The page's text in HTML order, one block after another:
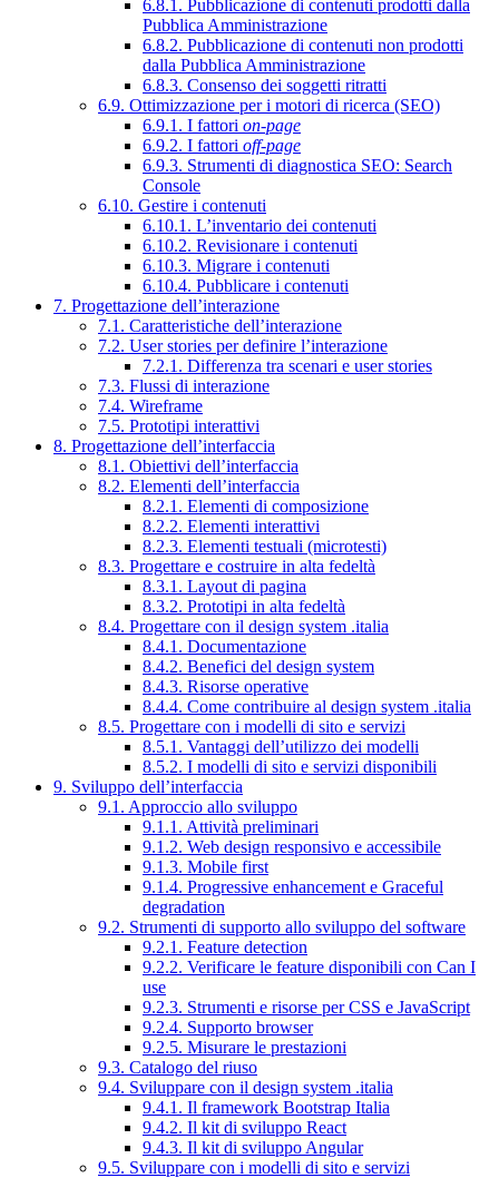
6.8.1. Pubblicazione di contenuti prodotti dalla
Pubblica Amministrazione
6.8.2. Pubblicazione di contenuti non prodotti
dalla Pubblica Amministrazione
6.8.3. Consenso dei soggetti ritratti
6.9. Ottimizzazione per i motori di ricerca (SEO)
6.9.1. I fattori on-page
6.9.2. I fattori off-page
6.9.3. Strumenti di diagnostica SEO: Search
Console
6.10. Gestire i contenuti
6.10.1. L’inventario dei contenuti
6.10.2. Revisionare i contenuti
6.10.3. Migrare i contenuti
6.10.4. Pubblicare i contenuti
7. Progettazione dell’interazione
7.1. Caratteristiche dell’interazione
7.2. User stories per definire l’interazione
7.2.1. Differenza tra scenari e user stories
7.3. Flussi di interazione
7.4. Wireframe
7.5. Prototipi interattivi
8. Progettazione dell’interfaccia
8.1. Obiettivi dell’interfaccia
8.2. Elementi dell’interfaccia
8.2.1. Elementi di composizione
8.2.2. Elementi interattivi
8.2.3. Elementi testuali (microtesti)
8.3. Progettare e costruire in alta fedeltà
8.3.1. Layout di pagina
8.3.2. Prototipi in alta fedeltà
8.4. Progettare con il design system .italia
8.4.1. Documentazione
8.4.2. Benefici del design system
8.4.3. Risorse operative
8.4.4. Come contribuire al design system .italia
8.5. Progettare con i modelli di sito e servizi
8.5.1. Vantaggi dell’utilizzo dei modelli
8.5.2. I modelli di sito e servizi disponibili
9. Sviluppo dell’interfaccia
9.1. Approccio allo sviluppo
9.1.1. Attività preliminari
9.1.2. Web design responsivo e accessibile
9.1.3. Mobile first
9.1.4. Progressive enhancement e Graceful
degradation
9.2. Strumenti di supporto allo sviluppo del software
9.2.1. Feature detection
9.2.2. Verificare le feature disponibili con Can I
use
9.2.3. Strumenti e risorse per CSS e JavaScript
9.2.4. Supporto browser
9.2.5. Misurare le prestazioni
9.3. Catalogo del riuso
9.4. Sviluppare con il design system .italia
9.4.1. Il framework Bootstrap Italia
9.4.2. Il kit di sviluppo React
9.4.3. Il kit di sviluppo Angular
9.5. Sviluppare con i modelli di sito e servizi